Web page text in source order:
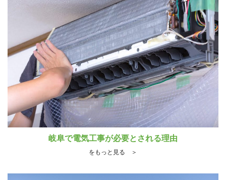
岐阜で電気工事が必要とされる理由
をもっと見る ＞